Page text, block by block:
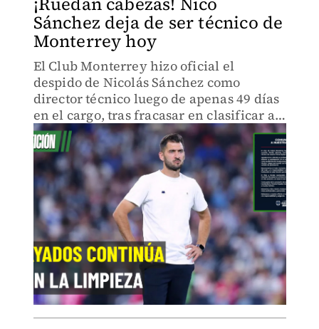
Sánchez deja de ser técnico de
Monterrey hoy
El Club Monterrey hizo oficial el
despido de Nicolás Sánchez como
director técnico luego de apenas 49 días
en el cargo, tras fracasar en clasificar a
la Liguilla del Clausura 2026 y ser
eliminados en la Concacaf Champions
Cup.